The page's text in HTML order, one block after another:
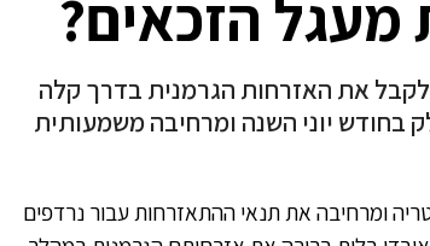
מעגל הזכאים?
את האזרחות הגרמנית בדרך קלה
יוני השנה ומרחיבה משמעותית
ומרחיבה את תנאי ההתאזרחות עבור נרדפים